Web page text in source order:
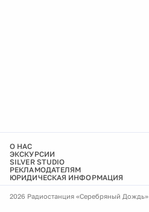
О НАС
ЭКСКУРСИИ
SILVER STUDIO
РЕКЛАМОДАТЕЛЯМ
ЮРИДИЧЕСКАЯ ИНФОРМАЦИЯ
2026 Радиостанция «Серебряный Дождь»